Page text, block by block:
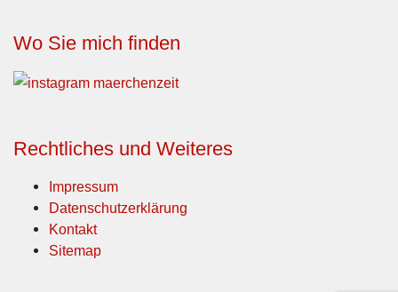
Wo Sie mich finden
Rechtliches und Weiteres
Impressum
Datenschutzerklärung
Kontakt
Sitemap